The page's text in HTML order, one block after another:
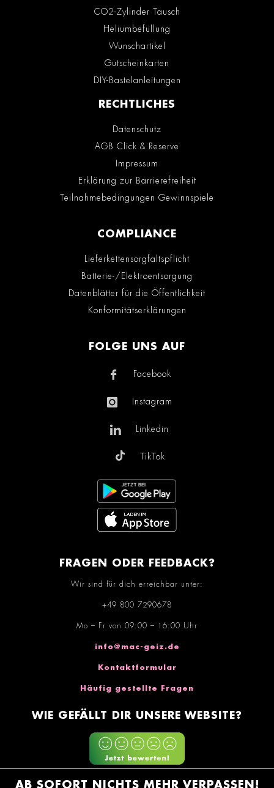
CO2-Zylinder Tausch
Heliumbefüllung
Wunschartikel
Gutscheinkarten
DIY-Bastelanleitungen
RECHTLICHES
Datenschutz
AGB Click & Reserve
Impressum
Erklärung zur Barrierefreiheit
Teilnahmebedingungen Gewinnspiele
COMPLIANCE
Lieferkettensorgfaltspflicht
Batterie-/Elektroentsorgung
Datenblätter für die Öffentlichkeit
Konformitätserklärungen
FOLGE UNS AUF
Facebook
Instagram
Linkedin
TikTok
FRAGEN ODER FEEDBACK?
Wir sind für dich erreichbar unter:
+49 800 7290678
Mo – Fr von 09:00 – 16:00 Uhr
info@mac-geiz.de
Kontaktformular
Häufig gestellte Fragen
WIE GEFÄLLT DIR UNSERE WEBSITE?
AB SOFORT NICHTS MEHR VERPASSEN!